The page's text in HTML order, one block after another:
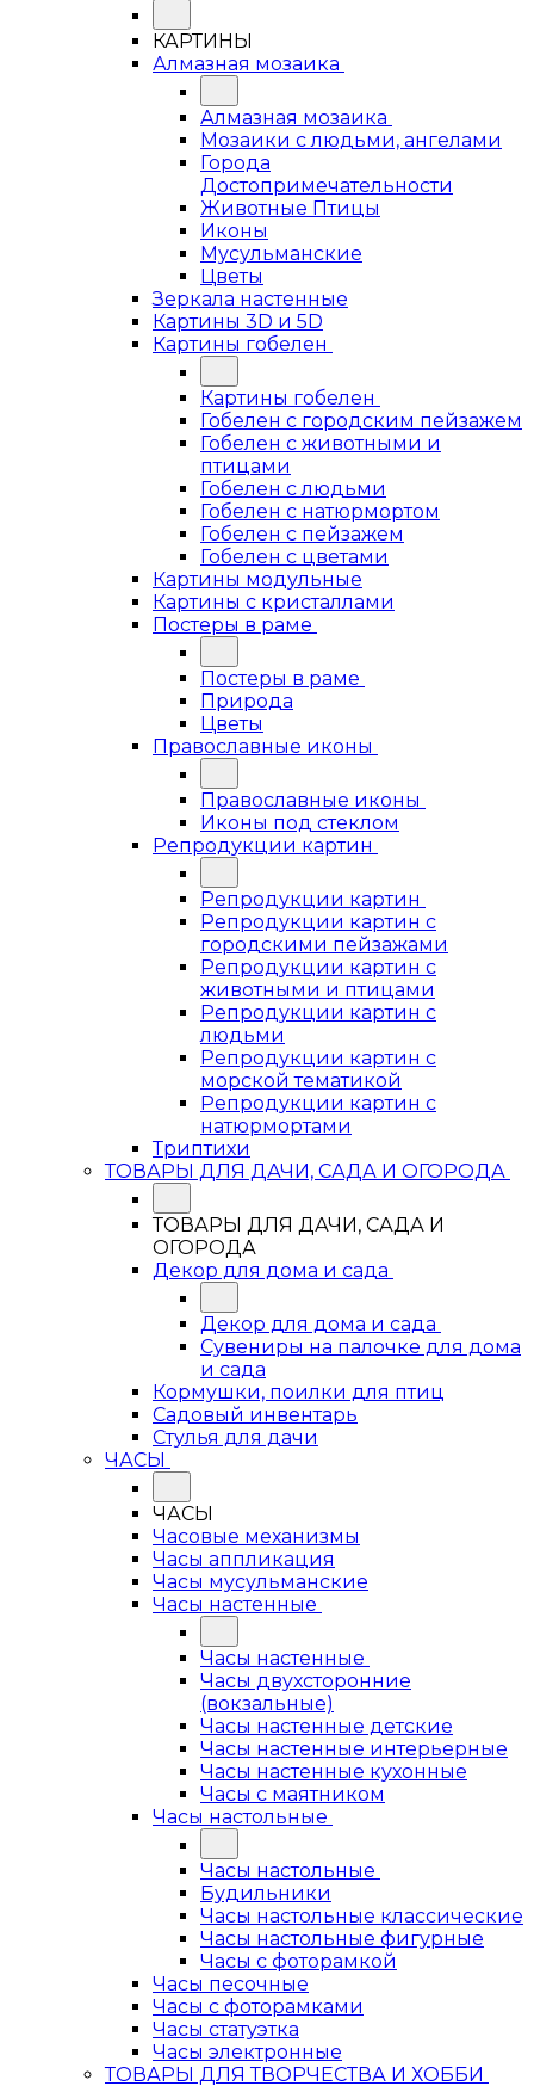
КАРТИНЫ
Алмазная мозаика
Алмазная мозаика
Мозаики с людьми, ангелами
Города
Достопримечательности
Животные Птицы
Иконы
Мусульманские
Цветы
Зеркала настенные
Картины 3D и 5D
Картины гобелен
Картины гобелен
Гобелен с городским пейзажем
Гобелен с животными и
птицами
Гобелен с людьми
Гобелен с натюрмортом
Гобелен с пейзажем
Гобелен с цветами
Картины модульные
Картины с кристаллами
Постеры в раме
Постеры в раме
Природа
Цветы
Православные иконы
Православные иконы
Иконы под стеклом
Репродукции картин
Репродукции картин
Репродукции картин с
городскими пейзажами
Репродукции картин с
животными и птицами
Репродукции картин с
людьми
Репродукции картин с
морской тематикой
Репродукции картин с
натюрмортами
Триптихи
ТОВАРЫ ДЛЯ ДАЧИ, САДА И ОГОРОДА
ТОВАРЫ ДЛЯ ДАЧИ, САДА И
ОГОРОДА
Декор для дома и сада
Декор для дома и сада
Сувениры на палочке для дома
и сада
Кормушки, поилки для птиц
Садовый инвентарь
Стулья для дачи
ЧАСЫ
ЧАСЫ
Часовые механизмы
Часы аппликация
Часы мусульманские
Часы настенные
Часы настенные
Часы двухсторонние
(вокзальные)
Часы настенные детские
Часы настенные интерьерные
Часы настенные кухонные
Часы с маятником
Часы настольные
Часы настольные
Будильники
Часы настольные классические
Часы настольные фигурные
Часы с фоторамкой
Часы песочные
Часы с фоторамками
Часы статуэтка
Часы электронные
ТОВАРЫ ДЛЯ ТВОРЧЕСТВА И ХОББИ